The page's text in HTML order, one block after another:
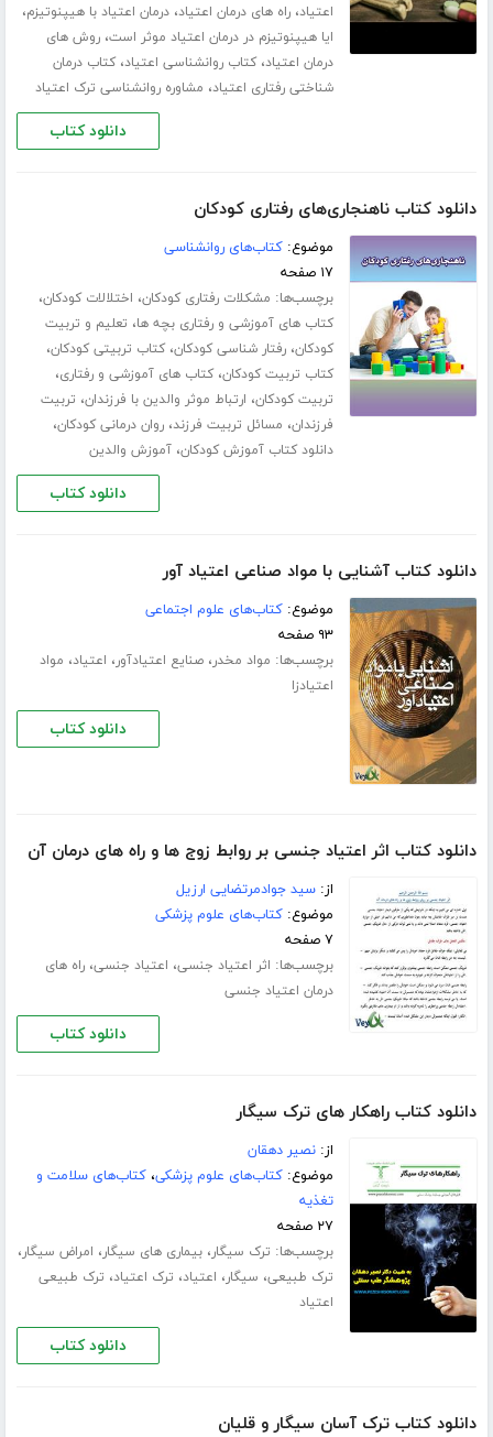
اعتیاد،راه های درمان اعتیاد،درمان اعتیاد با هیپنوتیزم،
ایا هیپنوتیزم در درمان اعتیاد موثر است،روش های
درمان اعتیاد،کتاب روانشناسی اعتیاد،کتاب درمان
شناختی رفتاری اعتیاد، مشاوره روانشناسی ترک اعتیاد
دانلود کتاب
دانلود کتاب ناهنجاری‌های رفتاری کودکان
موضوع:کتاب‌های روانشناسی
۱۷ صفحه
برچسب‌ها: مشکلات رفتاری کودکان، اختلالات کودکان،
کتاب های آموزشی و رفتاری بچه ها، تعلیم و تربیت
کودکان،رفتار شناسی کودکان،کتاب تربیتی کودکان،
کتاب تربیت کودکان،کتاب های آموزشی و رفتاری،
تربیت کودکان، ارتباط موثر والدین با فرزندان، تربیت
فرزندان، مسائل تربیت فرزند،روان درمانی کودکان،
دانلود کتاب آموزش کودکان،آموزش والدین
دانلود کتاب
دانلود کتاب آشنایی با مواد صناعی اعتیاد آور
موضوع:کتاب‌های علوم اجتماعی
۹۳ صفحه
برچسب‌ها: مواد مخدر،صنایع اعتیادآور، اعتیاد، مواد
اعتیادزا
دانلود کتاب
دانلود کتاب اثر اعتیاد جنسی بر روابط زوج ها و راه های درمان آن
از:سید جوادمرتضایی ارزیل
موضوع:کتاب‌های علوم پزشکی
۷ صفحه
برچسب‌ها: اثر اعتیاد جنسی، اعتیاد جنسی،راه های
درمان اعتیاد جنسی
دانلود کتاب
دانلود کتاب راهکار های ترک سیگار
از:نصیر دهقان
موضوع:کتاب‌های علوم پزشکی،کتاب‌های سلامت و
تغذیه
۲۷ صفحه
برچسب‌ها: ترک سیگار،بیماری های سیگار، امراض سیگار،
ترک طبیعی، سیگار، اعتیاد، ترک اعتیاد، ترک طبیعی
اعتیاد
دانلود کتاب
دانلود کتاب ترک آسان سیگار و قلیان